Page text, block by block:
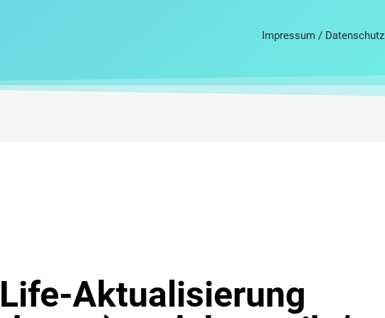
Impressum / Datenschutz
Aktualisierung